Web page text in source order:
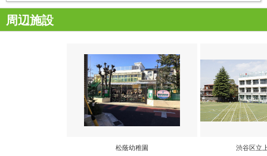
周辺施設
松蔭幼稚園 渋谷区立